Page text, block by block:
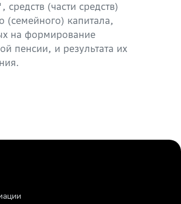
(части средств)
(семейного) капитала,
на формирование
пенсии, и результата их